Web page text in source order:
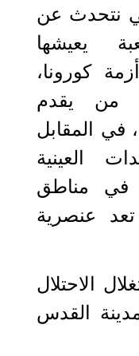
نتحدث عن
يعيشها
كورونا،
من يقدم
في المقابل
العينية
في مناطق
عنصرية
الاحتلال
القدس